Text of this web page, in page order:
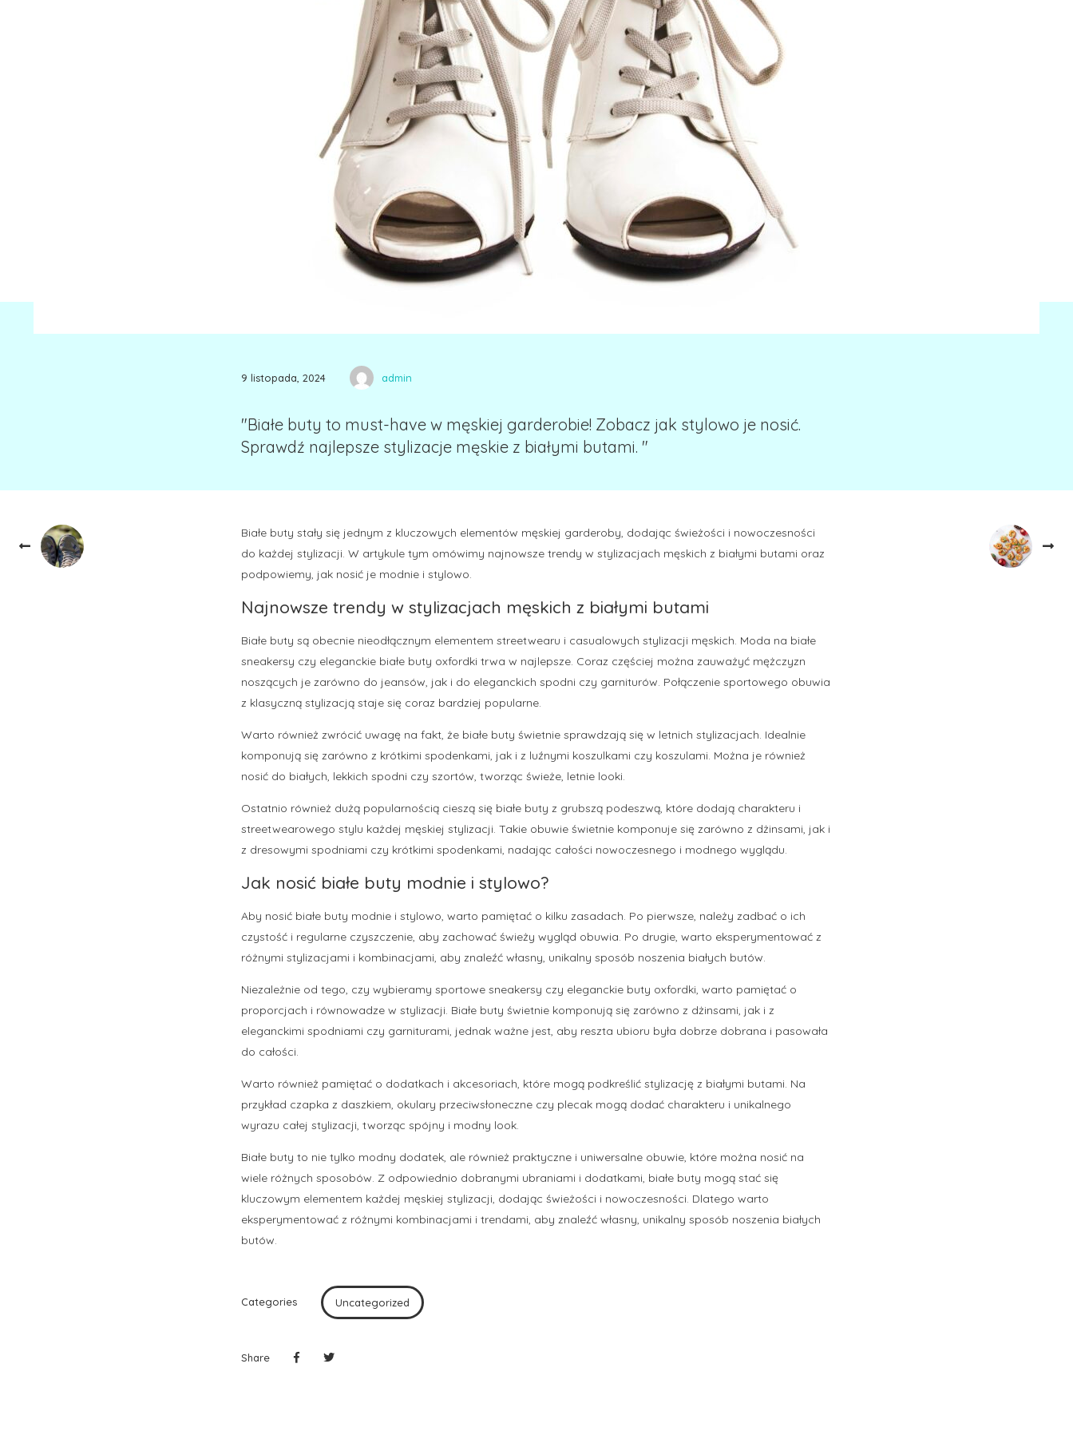
9 listopada, 2024 admin
"Białe buty to must-have w męskiej garderobie! Zobacz jak stylowo je nosić.
Sprawdź najlepsze stylizacje męskie z białymi butami. "
Białe buty stały się jednym z kluczowych elementów męskiej garderoby, dodając świeżości i nowoczesności
do każdej stylizacji. W artykule tym omówimy najnowsze trendy w stylizacjach męskich z białymi butami oraz
podpowiemy, jak nosić je modnie i stylowo.
Najnowsze trendy w stylizacjach męskich z białymi butami
Białe buty są obecnie nieodłącznym elementem streetwearu i casualowych stylizacji męskich. Moda na białe
sneakersy czy eleganckie białe buty oxfordki trwa w najlepsze. Coraz częściej można zauważyć mężczyzn
noszących je zarówno do jeansów, jak i do eleganckich spodni czy garniturów. Połączenie sportowego obuwia
z klasyczną stylizacją staje się coraz bardziej popularne.
Warto również zwrócić uwagę na fakt, że białe buty świetnie sprawdzają się w letnich stylizacjach. Idealnie
komponują się zarówno z krótkimi spodenkami, jak i z luźnymi koszulkami czy koszulami. Można je również
nosić do białych, lekkich spodni czy szortów, tworząc świeże, letnie looki.
Ostatnio również dużą popularnością cieszą się białe buty z grubszą podeszwą, które dodają charakteru i
streetwearowego stylu każdej męskiej stylizacji. Takie obuwie świetnie komponuje się zarówno z dżinsami, jak i
z dresowymi spodniami czy krótkimi spodenkami, nadając całości nowoczesnego i modnego wyglądu.
Jak nosić białe buty modnie i stylowo?
Aby nosić białe buty modnie i stylowo, warto pamiętać o kilku zasadach. Po pierwsze, należy zadbać o ich
czystość i regularne czyszczenie, aby zachować świeży wygląd obuwia. Po drugie, warto eksperymentować z
różnymi stylizacjami i kombinacjami, aby znaleźć własny, unikalny sposób noszenia białych butów.
Niezależnie od tego, czy wybieramy sportowe sneakersy czy eleganckie buty oxfordki, warto pamiętać o
proporcjach i równowadze w stylizacji. Białe buty świetnie komponują się zarówno z dżinsami, jak i z
eleganckimi spodniami czy garniturami, jednak ważne jest, aby reszta ubioru była dobrze dobrana i pasowała
do całości.
Warto również pamiętać o dodatkach i akcesoriach, które mogą podkreślić stylizację z białymi butami. Na
przykład czapka z daszkiem, okulary przeciwsłoneczne czy plecak mogą dodać charakteru i unikalnego
wyrazu całej stylizacji, tworząc spójny i modny look.
Białe buty to nie tylko modny dodatek, ale również praktyczne i uniwersalne obuwie, które można nosić na
wiele różnych sposobów. Z odpowiednio dobranymi ubraniami i dodatkami, białe buty mogą stać się
kluczowym elementem każdej męskiej stylizacji, dodając świeżości i nowoczesności. Dlatego warto
eksperymentować z różnymi kombinacjami i trendami, aby znaleźć własny, unikalny sposób noszenia białych
butów.
Categories Uncategorized
Share